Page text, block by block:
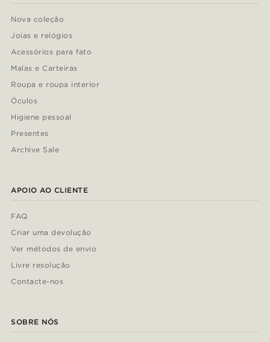
Nova coleção
Joias e relógios
Acessórios para fato
Malas e Carteiras
Roupa e roupa interior
Óculos
Higiene pessoal
Presentes
Archive Sale
APOIO AO CLIENTE
FAQ
Criar uma devolução
Ver métodos de envio
Livre resolução
Contacte-nos
SOBRE NÓS